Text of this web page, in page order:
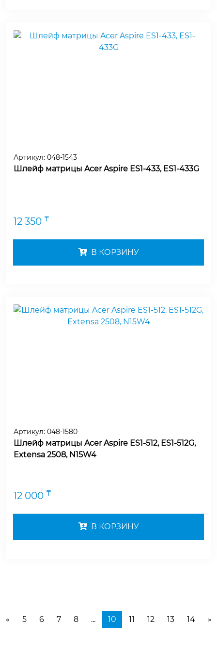
Артикул: 048-1543
Шлейф матрицы Acer Aspire ES1-433, ES1-433G
12 350 ₸
В КОРЗИНУ
Артикул: 048-1580
Шлейф матрицы Acer Aspire ES1-512, ES1-512G,
Extensa 2508, N15W4
12 000 ₸
В КОРЗИНУ
« 5 6 7 8 ... 10 11 12 13 14 »